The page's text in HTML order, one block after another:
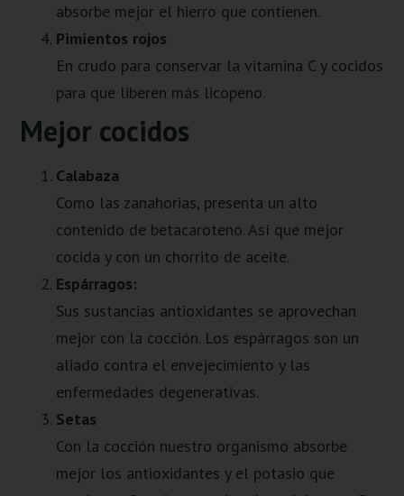
absorbe mejor el hierro que contienen.
Pimientos rojos
En crudo para conservar la vitamina C y cocidos
para que liberen más licopeno.
Mejor cocidos
Calabaza
Como las zanahorias, presenta un alto
contenido de betacaroteno. Así que mejor
cocida y con un chorrito de aceite.
Espárragos:
Sus sustancias antioxidantes se aprovechan
mejor con la cocción. Los espárragos son un
aliado contra el envejecimiento y las
enfermedades degenerativas.
Setas
Con la cocción nuestro organismo absorbe
mejor los antioxidantes y el potasio que